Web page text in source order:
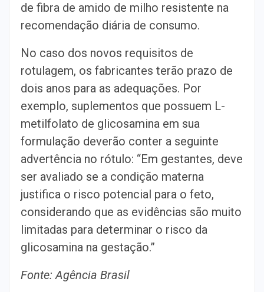
de fibra de amido de milho resistente na
recomendação diária de consumo.
No caso dos novos requisitos de
rotulagem, os fabricantes terão prazo de
dois anos para as adequações. Por
exemplo, suplementos que possuem L-
metilfolato de glicosamina em sua
formulação deverão conter a seguinte
advertência no rótulo: “Em gestantes, deve
ser avaliado se a condição materna
justifica o risco potencial para o feto,
considerando que as evidências são muito
limitadas para determinar o risco da
glicosamina na gestação.”
Fonte: Agência Brasil